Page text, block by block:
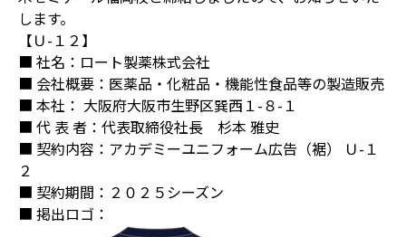
します。
【Ｕ-１２】
■ 社名：ロート製薬株式会社
■ 会社概要：医薬品・化粧品・機能性食品等の製造販売
■ 本社： 大阪府大阪市生野区巽西１-８-１
■ 代 表 者：代表取締役社長 杉本 雅史
■ 契約内容：アカデミーユニフォーム広告（裾） Ｕ-１
２
■ 契約期間：２０２５シーズン
■ 掲出ロゴ：